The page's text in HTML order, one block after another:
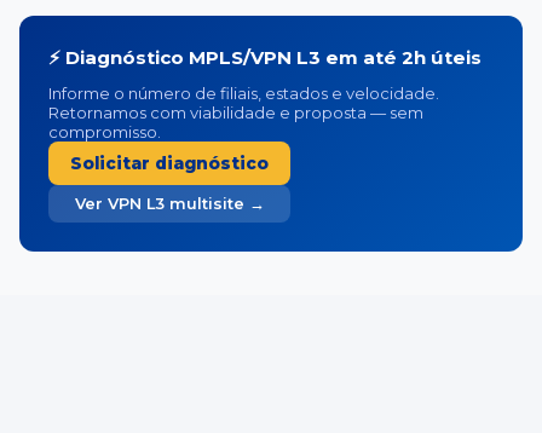
⚡ Diagnóstico MPLS/VPN L3 em até 2h úteis
Informe o número de filiais, estados e velocidade.
Retornamos com viabilidade e proposta — sem
compromisso.
Solicitar diagnóstico
Ver VPN L3 multisite →